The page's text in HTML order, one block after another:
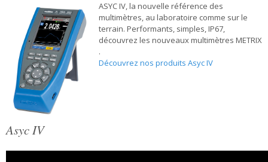
ASYC IV, la nouvelle référence des
multimètres, au laboratoire comme sur le
terrain. Performants, simples, IP67,
découvrez les nouveaux multimètres METRIX
.
Découvrez nos produits Asyc IV
Asyc IV